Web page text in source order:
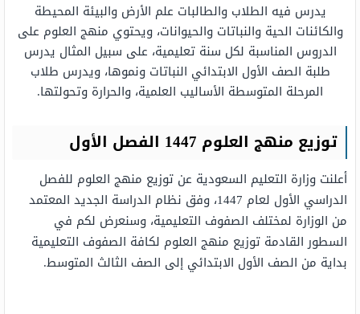
يدرس فيه الطلاب والطالبات علم الأرض والبيئة المحيطة
والكائنات الحية والنباتات والحيوانات، ويحتوي منهج العلوم على
الدروس المناسبة لكل سنة تعليمية، على سبيل المثال يدرس
طلبة الصف الأول الابتدائي النباتات ونموها، ويدرس طلاب
المرحلة المتوسطة الأساليب العلمية، والحرارة وتحولتها.
توزيع منهج العلوم 1447 الفصل الأول
أعلنت وزارة التعليم السعودية عن توزيع منهج العلوم للفصل
الدراسي الأول لعام 1447، وفق نظام الدراسة الجديد المعتمد
من الوزارة لمختلف الصفوف التعليمية، وسنعرض لكم في
السطور القادمة توزيع منهج العلوم لكافة الصفوف التعليمية
بداية من الصف الأول الابتدائي إلى الصف الثالث المتوسط.